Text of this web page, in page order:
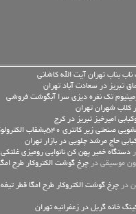
بناب تهران آیت الله کاشانی
تبریز در سعادت آباد تهران
تک نفره دیزی سرا آبگوشت فروشی
کلاب شهران تهران
امیرخیز تبریز در کرج
زیر کانتری 540بشقاب الکترولوکس
حاج مرشد چلویی در بازار تهران
دستگاه خمیر پهن کن نانوایی رومیزی غلتکی
موسيقى در
در
خانه گریل در زعفرانیه تهران